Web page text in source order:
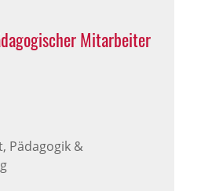
Mitarbeiter
Pädagogik &